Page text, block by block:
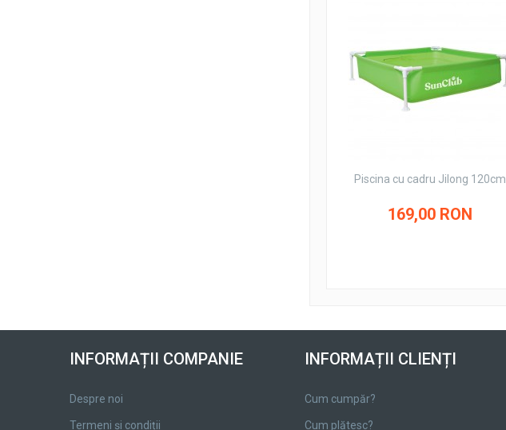
Piscina cu cadru Jilong 120cm
169,00 RON
INFORMAȚII COMPANIE
Despre noi
Termeni și condiții
INFORMAȚII CLIENȚI
Cum cumpăr?
Cum plătesc?